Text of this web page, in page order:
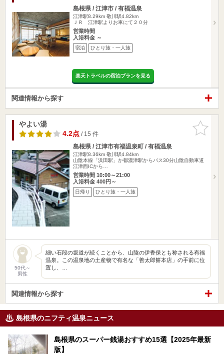
島根県 / 江津市 / 有福温泉
江津駅8.29km 敬川駅4.82km
ＪＲ 江津駅よりお車にて２０分
営業時間
入浴料金 ～
宿泊 ひとり旅・一人旅
楽天トラベルの宿泊プランを見る
関連情報から探す
お気に入
りに追加
やよい湯
4.2点/ 15 件
島根県 / 江津市有福温泉町 / 有福温泉
江津駅8.36km 敬川駅4.84km
山陰本線「浜田駅」か都濃津駅からバス30分山陰自動車道
江津西ICから…
営業時間 10:00～21:00
入浴料金 400円～
日帰り ひとり旅・一人旅
50代～
男性
細い石段の坂道が続くことから、山陰の伊香保とも称される有福
温泉。この温泉地の土産物で有名な「善太郎餅本店」の手前に位
置し、…
関連情報から探す
島根県のニフティ温泉ニュース
島根県のスーパー銭湯おすすめ15選【2025年最新
版】